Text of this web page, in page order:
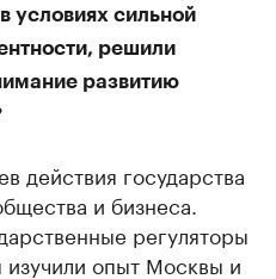
условиях сильной
решили
развитию
действия государства
и бизнеса.
регуляторы
опыт Москвы и